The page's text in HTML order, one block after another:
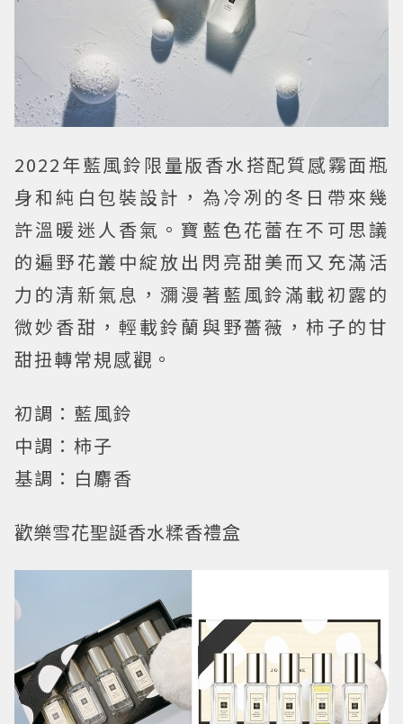
2022年藍風鈴限量版香水搭配質感霧面瓶
身和純白包裝設計，為冷冽的冬日帶來幾
許溫暖迷人香氣。寶藍色花蕾在不可思議
的遍野花叢中綻放出閃亮甜美而又充滿活
力的清新氣息，瀰漫著藍風鈴滿載初露的
微妙香甜，輕載鈴蘭與野薔薇，柿子的甘
甜扭轉常規感觀。
初調：藍風鈴
中調：柿子
基調：白麝香
歡樂雪花聖誕香水糅香禮盒